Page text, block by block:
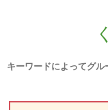
キーワードによってグ